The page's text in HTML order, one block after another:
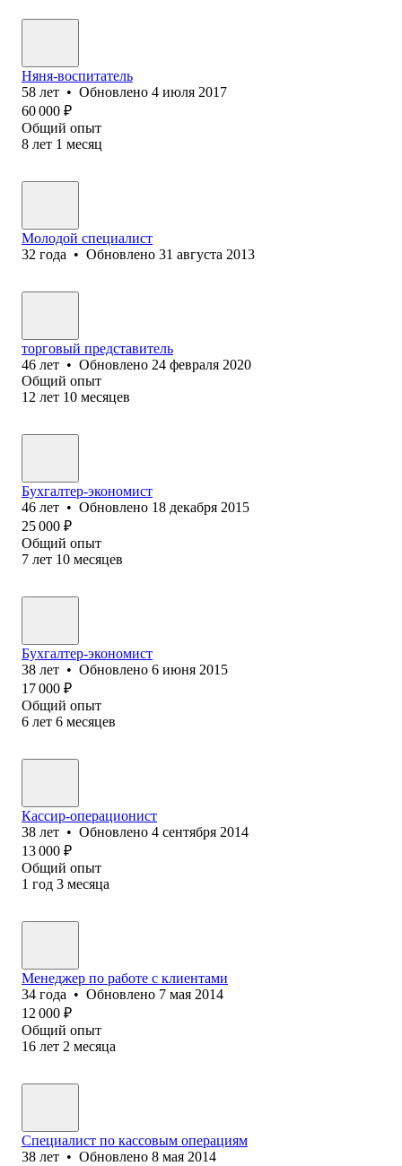
Няня-воспитатель
58 лет • Обновлено 4 июля 2017
60 000 ₽
Общий опыт
8 лет 1 месяц
Молодой специалист
32 года • Обновлено 31 августа 2013
торговый представитель
46 лет • Обновлено 24 февраля 2020
Общий опыт
12 лет 10 месяцев
Бухгалтер-экономист
46 лет • Обновлено 18 декабря 2015
25 000 ₽
Общий опыт
7 лет 10 месяцев
Бухгалтер-экономист
38 лет • Обновлено 6 июня 2015
17 000 ₽
Общий опыт
6 лет 6 месяцев
Кассир-операционист
38 лет • Обновлено 4 сентября 2014
13 000 ₽
Общий опыт
1 год 3 месяца
Менеджер по работе с клиентами
34 года • Обновлено 7 мая 2014
12 000 ₽
Общий опыт
16 лет 2 месяца
Специалист по кассовым операциям
38 лет • Обновлено 8 мая 2014